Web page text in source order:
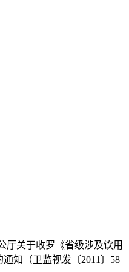
关于收罗《省级涉及饮用
知（卫监视发〔2011〕58